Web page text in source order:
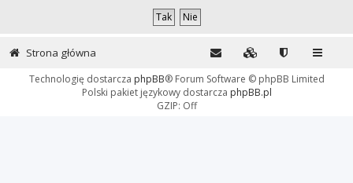
Strona główna
Technologię dostarcza phpBB® Forum Software © phpBB Limited
Polski pakiet językowy dostarcza phpBB.pl
GZIP: Off